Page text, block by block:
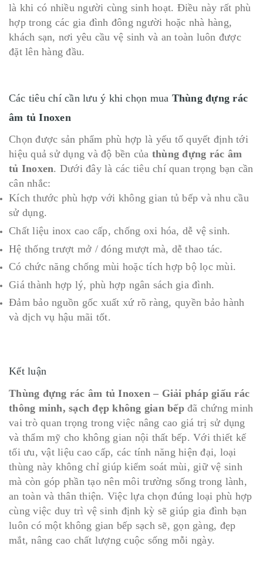
là khi có nhiều người cùng sinh hoạt. Điều này rất phù
hợp trong các gia đình đông người hoặc nhà hàng,
khách sạn, nơi yêu cầu vệ sinh và an toàn luôn được
đặt lên hàng đầu.
Các tiêu chí cần lưu ý khi chọn mua Thùng đựng rác
âm tủ Inoxen
Chọn được sản phẩm phù hợp là yếu tố quyết định tới
hiệu quả sử dụng và độ bền của thùng đựng rác âm
tủ Inoxen. Dưới đây là các tiêu chí quan trọng bạn cần
cân nhắc:
Kích thước phù hợp với không gian tủ bếp và nhu cầu
sử dụng.
Chất liệu inox cao cấp, chống oxi hóa, dễ vệ sinh.
Hệ thống trượt mở / đóng mượt mà, dễ thao tác.
Có chức năng chống mùi hoặc tích hợp bộ lọc mùi.
Giá thành hợp lý, phù hợp ngân sách gia đình.
Đảm bảo nguồn gốc xuất xứ rõ ràng, quyền bảo hành
và dịch vụ hậu mãi tốt.
Kết luận
Thùng đựng rác âm tủ Inoxen – Giải pháp giấu rác
thông minh, sạch đẹp không gian bếpđã chứng minh
vai trò quan trọng trong việc nâng cao giá trị sử dụng
và thẩm mỹ cho không gian nội thất bếp. Với thiết kế
tối ưu, vật liệu cao cấp, các tính năng hiện đại, loại
thùng này không chỉ giúp kiểm soát mùi, giữ vệ sinh
mà còn góp phần tạo nên môi trường sống trong lành,
an toàn và thân thiện. Việc lựa chọn đúng loại phù hợp
cùng việc duy trì vệ sinh định kỳ sẽ giúp gia đình bạn
luôn có một không gian bếp sạch sẽ, gọn gàng, đẹp
mắt, nâng cao chất lượng cuộc sống mỗi ngày.